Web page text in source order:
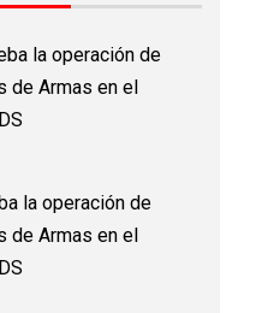
la operación de
Armas en el
la operación de
Armas en el